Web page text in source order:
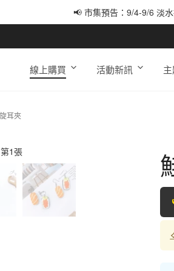
📢 市集預告：9/4-9/6 淡
線上購買 活動新訊
耳夾